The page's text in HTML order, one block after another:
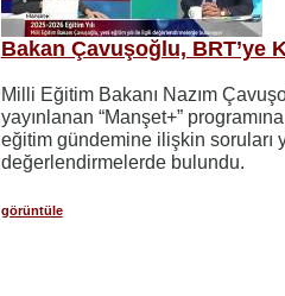
Bakan Çavuşoğlu, BRT’ye
Milli Eğitim Bakanı Nazım
yayınlanan “Manşet+”
eğitim gündemine ilişkin soruları
değerlendirmelerde bulundu.
görüntüle